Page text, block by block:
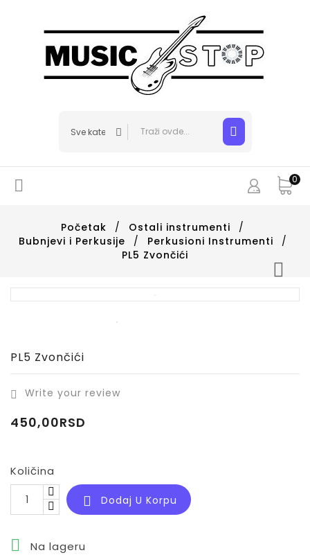
 0
Početak
Ostali instrumenti
Bubnjevi i Perkusije
Perkusioni Instrumenti
PL5 Zvončići

PL5 Zvončići
 Write your review
450,00RSD
Količina
 Dodaj U Korpu
 Na lageru